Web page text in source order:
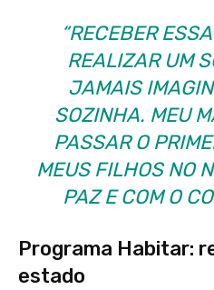
“RECEBER
REALIZAR UM
JAMAIS
SOZINHA. MEU
PASSAR O
MEUS FILHOS NO
PAZ E COM O
Programa Habitar:
estado